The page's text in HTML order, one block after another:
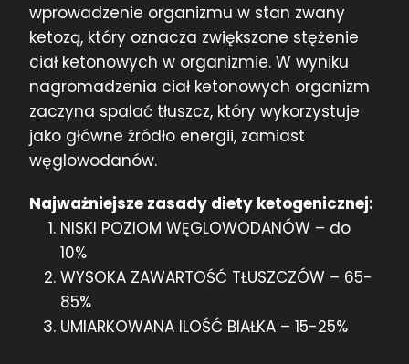
wprowadzenie organizmu w stan zwany
ketozą, który oznacza zwiększone stężenie
ciał ketonowych w organizmie. W wyniku
nagromadzenia ciał ketonowych organizm
zaczyna spalać tłuszcz, który wykorzystuje
jako główne źródło energii, zamiast
węglowodanów.
Najważniejsze zasady diety ketogenicznej:
NISKI POZIOM WĘGLOWODANÓW – do
10%
WYSOKA ZAWARTOŚĆ TŁUSZCZÓW – 65-
85%
UMIARKOWANA ILOŚĆ BIAŁKA – 15-25%